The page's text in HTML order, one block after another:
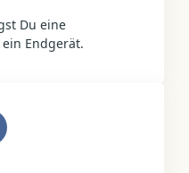
Du eine
Endgerät.